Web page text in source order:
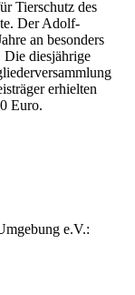
Tierschutz des
Der Adolf-
an besonders
Die diesjährige
erhielten
Euro.
e.V.: